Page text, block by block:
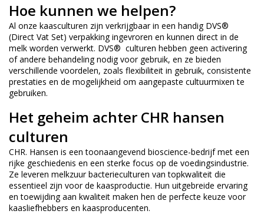
Hoe kunnen we helpen?
Al onze kaasculturen zijn verkrijgbaar in een handig DVS®
(Direct Vat Set) verpakking ingevroren en kunnen direct in de
melk worden verwerkt. DVS® culturen hebben geen activering
of andere behandeling nodig voor gebruik, en ze bieden
verschillende voordelen, zoals flexibiliteit in gebruik, consistente
prestaties en de mogelijkheid om aangepaste cultuurmixen te
gebruiken.
Het geheim achter CHR hansen
culturen
CHR. Hansen is een toonaangevend bioscience-bedrijf met een
rijke geschiedenis en een sterke focus op de voedingsindustrie.
Ze leveren melkzuur bacterieculturen van topkwaliteit die
essentieel zijn voor de kaasproductie. Hun uitgebreide ervaring
en toewijding aan kwaliteit maken hen de perfecte keuze voor
kaasliefhebbers en kaasproducenten.